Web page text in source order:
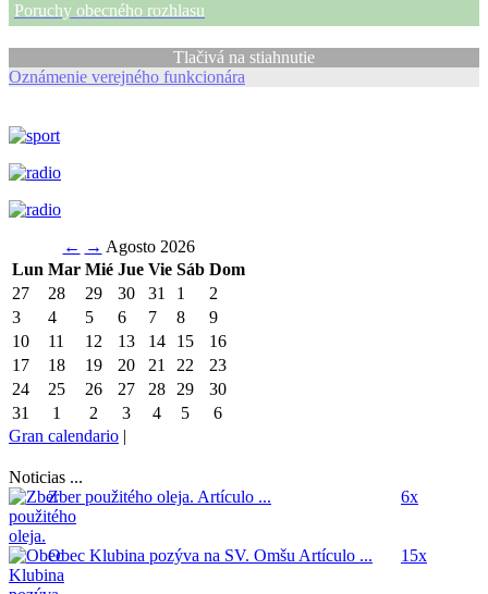
Poruchy obecného rozhlasu
Tlačivá na stiahnutie
Oznámenie verejného funkcionára
← → Agosto 2026
Lun Mar Mié Jue Vie Sáb Dom
27
28 29 30 31 1
2
3
4 5 6 7 8
9
10
11 12 13 14 15
16
17
18 19 20 21 22
23
24
25 26 27 28 29
30
31
1 2 3 4 5
6
Gran calendario |
Noticias ...
Zber použitého oleja. Artículo ... 6x
Obec Klubina pozýva na SV. Omšu Artículo ... 15x